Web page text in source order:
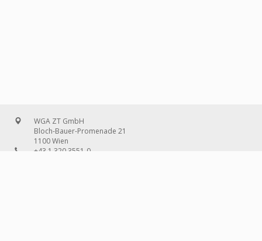
WGA ZT GmbH
Bloch-Bauer-Promenade 21
1100 Wien
+43 1 320 3551-0